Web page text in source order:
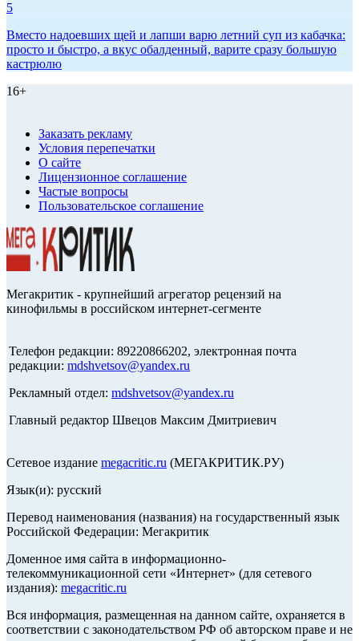
5
Вместо надоевших щей и лапши варю летний суп из кабачка:
просто и быстро, а вкус обалденный, варите сразу большую
кастрюлю
16+
Заказать рекламу
Условия перепечатки
О сайте
Лицензионное соглашение
Частые вопросы
Пользовательское соглашение
Мегакритик - крупнейший агрегатор рецензий на
кинофильмы в российском интернет-сегменте
Телефон редакции: 89220866202, электронная почта
редакции: mdshvetsov@yandex.ru
Рекламный отдел: mdshvetsov@yandex.ru
Главный редактор Швецов Максим Дмитриевич
Сетевое издание megacritic.ru (МЕГАКРИТИК.РУ)
Язык(и): русский
Перевод наименования (названия) на государственный язык
Российской Федерации: Мегакритик
Доменное имя сайта в информационно-
телекоммуникационной сети «Интернет» (для сетевого
издания): megacritic.ru
Вся информация, размещенная на данном сайте, охраняется в
соответствии с законодательством РФ об авторском праве и не